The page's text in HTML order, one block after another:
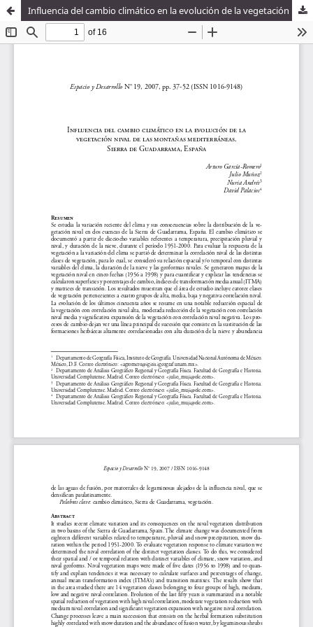
Influencia del cambio climático en la evolución de la vegetación nival de las montañas mediterráneas. Sierra de Guadarrama, España